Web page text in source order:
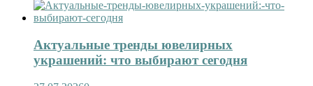
Актуальные тренды ювелирных
украшений: что выбирают сегодня